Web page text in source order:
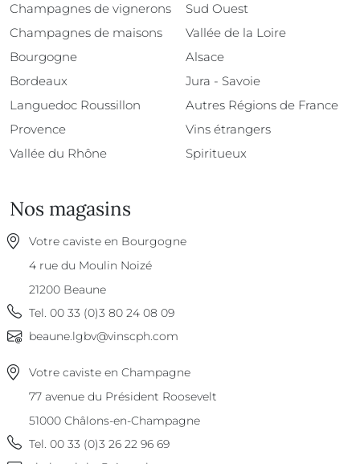
Champagnes de vignerons
Champagnes de maisons
Bourgogne
Bordeaux
Languedoc Roussillon
Provence
Vallée du Rhône
Sud Ouest
Vallée de la Loire
Alsace
Jura - Savoie
Autres Régions de France
Vins étrangers
Spiritueux
Nos magasins
Votre caviste en Bourgogne
4 rue du Moulin Noizé
21200 Beaune
Tel. 00 33 (0)3 80 24 08 09
beaune.lgbv@vinscph.com
Votre caviste en Champagne
77 avenue du Président Roosevelt
51000 Châlons-en-Champagne
Tel. 00 33 (0)3 26 22 96 69